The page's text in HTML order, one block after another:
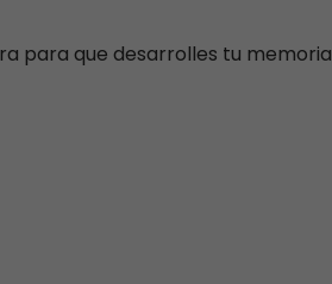
para que desarrolles tu memoria